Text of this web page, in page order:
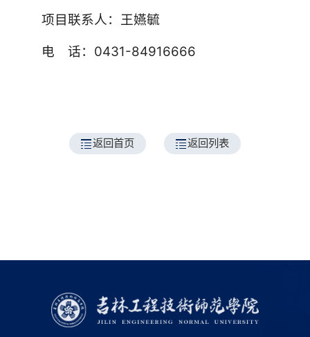
项目联系人：王嬿毓
电 话：0431-84916666
返回首页 返回列表